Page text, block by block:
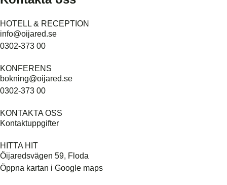
HOTELL & RECEPTION
info@oijared.se
0302-373 00
KONFERENS
bokning@oijared.se
0302-373 00
KONTAKTA OSS
Kontaktuppgifter
HITTA HIT
Öijaredsvägen 59, Floda
Öppna kartan i Google maps